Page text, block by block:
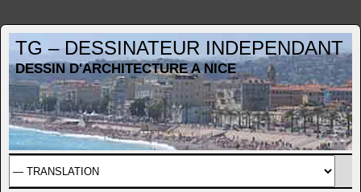
TG – DESSINATEUR INDEPENDANT
DESSIN D'ARCHITECTURE A NICE